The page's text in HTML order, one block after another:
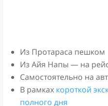
Из Протараса пешком
Из Айя Напы — на
Самостоятельно на
В рамках короткой
полного дня